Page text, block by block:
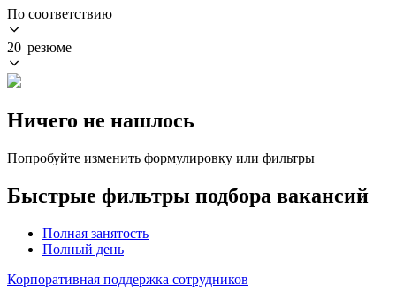
По соответствию
20 резюме
Ничего не нашлось
Попробуйте изменить формулировку или фильтры
Быстрые фильтры подбора вакансий
Полная занятость
Полный день
Корпоративная поддержка сотрудников